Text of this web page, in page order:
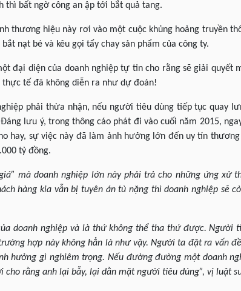
thì bất ngờ công an ập tới bắt quả tang.
thương hiệu này rơi vào một cuộc khủng hoảng truyền
nạt bé và kêu gọi tẩy chay sản phẩm của công ty.
đại diện của doanh nghiệp tự tin cho rằng sẽ giải quyết
tế đã không diễn ra như dự đoán!
phải thừa nhận, nếu người tiêu dùng tiếp tục quay
lưu ý, trong thông cáo phát đi vào cuối năm 2015,
hay, sự việc này đã làm ảnh hưởng lớn đến uy tín
tỷ đồng.
mà doanh nghiệp lớn này phải trả cho những ứng xử
hàng kia vẫn bị tuyên án tù nặng thì doanh nghiệp sẽ
doanh nghiệp và là thứ không thể tha thứ được. Người
hợp này không hẳn là như vậy. Người ta đặt ra vấn
hưởng gì nghiêm trọng. Nếu đường đường một doanh
rằng anh lại bẫy, lại dằn mặt người tiêu dùng”, vị luật